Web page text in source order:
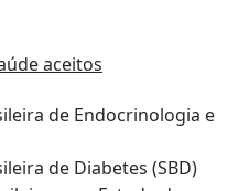
aceitos
de Endocrinologia e
de Diabetes (SBD)